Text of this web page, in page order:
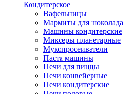
Кондитерское
Вафельницы
Мармиты для шоколада
Машины кондитерские
Миксеры планетарные
Мукопросеиватели
Паста машины
Печи для пиццы
Печи конвейерные
Печи кондитерские